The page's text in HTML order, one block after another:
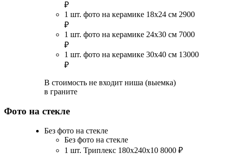
₽
1 шт. фото на керамике 18х24 см 2900
₽
1 шт. фото на керамике 24х30 см 7000
₽
1 шт. фото на керамике 30х40 см 13000
₽
В стоимость не входит ниша (выемка)
в граните
Фото на стекле
Без фото на стекле
Без фото на стекле
1 шт. Триплекс 180х240х10 8000 ₽